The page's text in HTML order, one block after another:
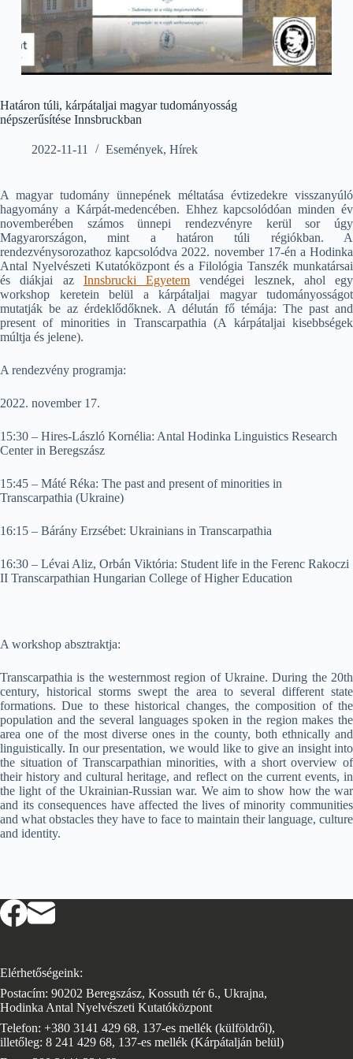
Határon túli, kárpátaljai magyar tudományosság
népszerűsítése Innsbruckban
2022-11-11 Események, Hírek
A magyar tudomány ünnepének méltatása évtizedekre visszanyúló
hagyomány a Kárpát-medencében. Ehhez kapcsolódóan minden év
novemberében számos ünnepi rendezvényre kerül sor úgy
Magyarországon, mint a határon túli régiókban. A
rendezvénysorozathoz kapcsolódva 2022. november 17-én a Hodinka
Antal Nyelvészeti Kutatóközpont és a Filológia Tanszék munkatársai
és diákjai az Innsbrucki Egyetem vendégei lesznek, ahol egy
workshop keretein belül a kárpátaljai magyar tudományosságot
mutatják be az érdeklődőknek. A délután fő témája: The past and
present of minorities in Transcarpathia (A kárpátaljai kisebbségek
múltja és jelene).
A rendezvény programja:
2022. november 17.
15:30 – Hires-László Kornélia: Antal Hodinka Linguistics Research
Center in Beregszász
15:45 – Máté Réka: The past and present of minorities in
Transcarpathia (Ukraine)
16:15 – Bárány Erzsébet: Ukrainians in Transcarpathia
16:30 – Lévai Aliz, Orbán Viktória: Student life in the Ferenc Rakoczi
II Transcarpathian Hungarian College of Higher Education
A workshop absztraktja:
Transcarpathia is the westernmost region of Ukraine. During the 20th
century, historical storms swept the area to several different state
formations. Due to these historical changes, the composition of the
population and the several languages spoken in the region makes the
area one of the most diverse ones in the county, both ethnically and
linguistically. In our presentation, we would like to give an insight into
the situation of Transcarpathian minorities, with a short overview of
their history and cultural heritage, and reflect on the current events, in
the light of the Ukrainian-Russian war. We aim to show how the war
and its consequences have affected the lives of minority communities
and what obstacles they have to face to maintain their language, culture
and identity.
Elérhetőségeink:
Postacím: 90202 Beregszász, Kossuth tér 6., Ukrajna,
Hodinka Antal Nyelvészeti Kutatóközpont
Telefon: +380 3141 429 68, 137-es mellék (külföldről),
illetőleg: 8 241 429 68, 137-es mellék (Kárpátalján belül)